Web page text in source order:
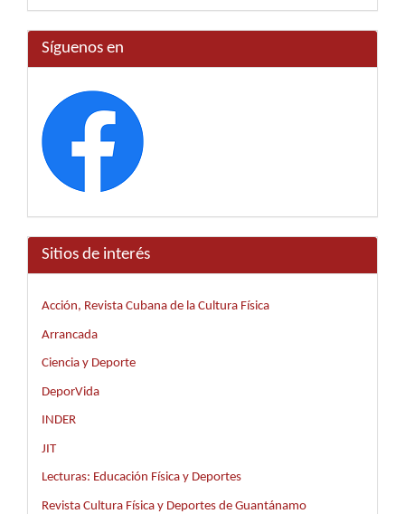
Síguenos en
Sitios de interés
Acción, Revista Cubana de la Cultura Física
Arrancada
Ciencia y Deporte
DeporVida
INDER
JIT
Lecturas: Educación Física y Deportes
Revista Cultura Física y Deportes de Guantánamo